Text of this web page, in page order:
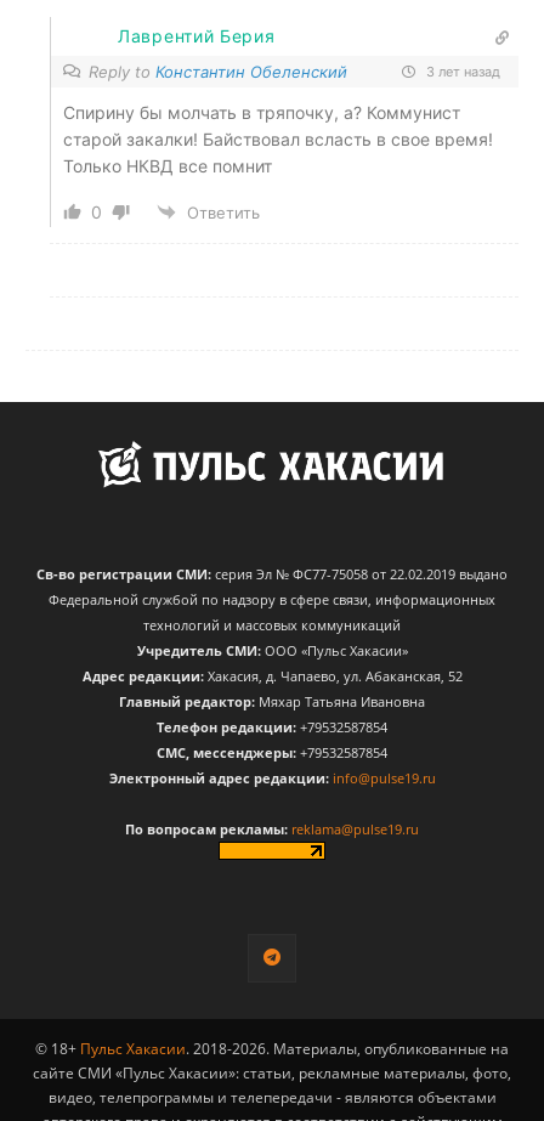
Лаврентий Берия
Reply to Константин Обеленский 3 лет назад
Спирину бы молчать в тряпочку, а? Коммунист
старой закалки! Байствовал всласть в свое время!
Только НКВД все помнит
0 Ответить
Св-во регистрации СМИ: серия Эл № ФС77-75058 от 22.02.2019 выдано
Федеральной службой по надзору в сфере связи, информационных
технологий и массовых коммуникаций
Учредитель СМИ:ООО «Пульс Хакасии»
Адрес редакции:Хакасия, д. Чапаево, ул. Абаканская, 52
Главный редактор: Мяхар Татьяна Ивановна
Телефон редакции: +79532587854
CМС, мессенджеры: +79532587854
Электронный адрес редакции: info@pulse19.ru
По вопросам рекламы: reklama@pulse19.ru
© 18+ Пульс Хакасии. 2018-2026. Материалы, опубликованные на
сайте СМИ «Пульс Хакасии»: статьи, рекламные материалы, фото,
видео, телепрограммы и телепередачи - являются объектами